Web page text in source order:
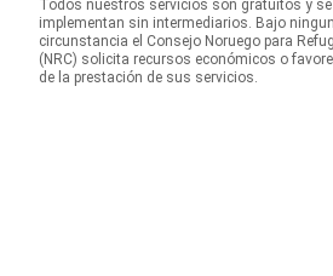
Todos nuestros servicios son gratuitos y se
implementan sin intermediarios. Bajo
circunstancia el Consejo Noruego para
(NRC) solicita recursos económicos o
de la prestación de sus servicios.